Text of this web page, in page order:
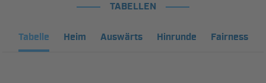
TABELLEN
Tabelle Heim Auswärts Hinrunde Fairness